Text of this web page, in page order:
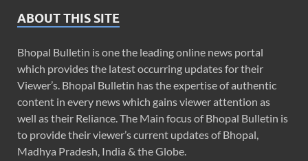
ABOUT THIS SITE
Bhopal Bulletin is one the leading online news portal
which provides the latest occurring updates for their
Viewer’s. Bhopal Bulletin has the expertise of authentic
content in every news which gains viewer attention as
well as their Reliance. The Main focus of Bhopal Bulletin is
to provide their viewer’s current updates of Bhopal,
Madhya Pradesh, India & the Globe.